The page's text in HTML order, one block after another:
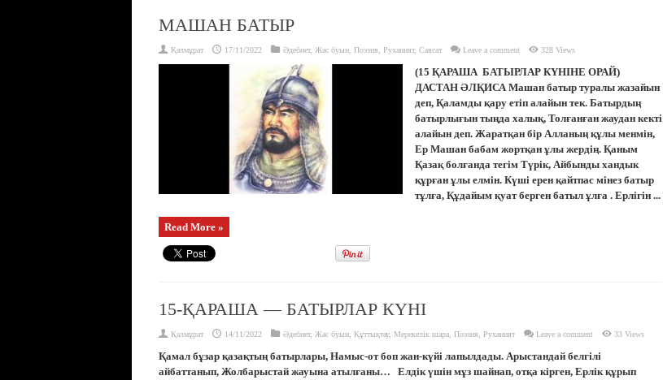
МАШАН БАТЫР
Қалмұрат 17/11/2022 Әдебиет, Жас буын, Поэзия Руханият, Саясат Leave a comment 328 Views
(15 ҚАРАША БАТЫРЛАР КҮНІНЕ ОРАЙ)
ДАСТАН ӘЛҚИСА Машан батыр туралы жазайын
деп, Қаламды қару етіп алайын тек. Батырдың
батырлығын тыңда халық, Толғанған жаудан кекті
алайын деп. Жаратқан бір Алланың құлы менмін,
Ер Машан бабам жортқан ұлы жердің. Қаным
Қазақ болғанда тегім Түрік, Айбынды хандык
құрған ұлы елмін. Күші ерен қайтпас мінез батыр
тұлға, Құдайым қуат берген батыл ұлға . Ерлігін ...
Read More »
15-ҚАРАША — БАТЫРЛАР КҮНІ
Қалмұрат 14/11/2022 Әдебиет, Жас буын, Құттықтау, Мерекелік шара, Поэзия Руханият Leave a comment 33 Views
Қамал бұзар қазақтың батырлары, Намыс-от боп жан-күйі лапылдады. Арыстандай белгілі
айбаттанып, Жолбарыстай жауына атылғаны… Елдік үшін мұз шайнап, отқа кірген, Ерлік құрып